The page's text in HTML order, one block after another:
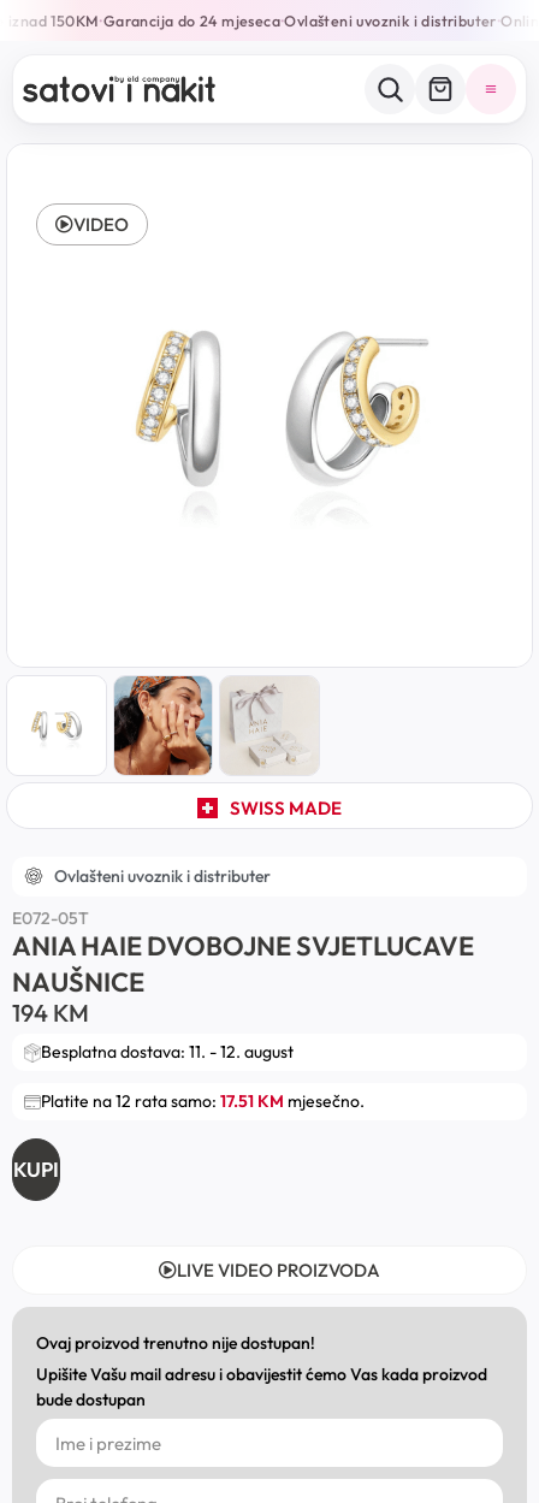
150KM•Garancija do 24 mjeseca•Ovlašteni uvoznik i distributer•
SWISS MADE
VIDEO
Ovlašteni uvoznik i distributer
E072-05T
ANIA HAIE DVOBOJNE SVJETLUCAVE
NAUŠNICE
194 KM
Besplatna dostava: 11. - 12. august
Platite na 12 rata samo: 17.51 KM mjesečno.
KUPI
LIVE VIDEO PROIZVODA
Ovaj proizvod trenutno nije dostupan!
Upišite Vašu mail adresu i obavijestit ćemo Vas kada proizvod
bude dostupan